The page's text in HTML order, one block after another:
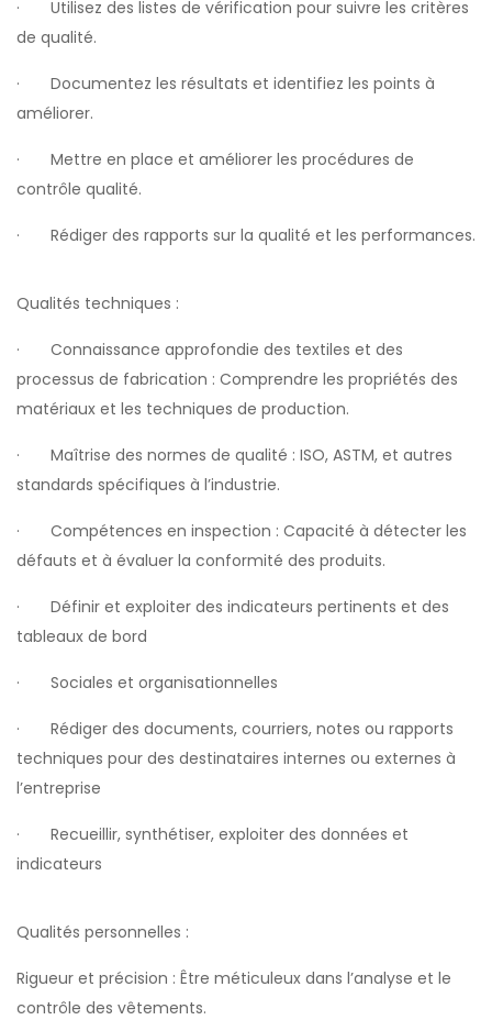
· Utilisez des listes de vérification pour suivre les critères
de qualité.
· Documentez les résultats et identifiez les points à
améliorer.
· Mettre en place et améliorer les procédures de
contrôle qualité.
· Rédiger des rapports sur la qualité et les performances.
Qualités techniques :
· Connaissance approfondie des textiles et des
processus de fabrication : Comprendre les propriétés des
matériaux et les techniques de production.
· Maîtrise des normes de qualité : ISO, ASTM, et autres
standards spécifiques à l’industrie.
· Compétences en inspection : Capacité à détecter les
défauts et à évaluer la conformité des produits.
· Définir et exploiter des indicateurs pertinents et des
tableaux de bord
· Sociales et organisationnelles
· Rédiger des documents, courriers, notes ou rapports
techniques pour des destinataires internes ou externes à
l’entreprise
· Recueillir, synthétiser, exploiter des données et
indicateurs
Qualités personnelles :
Rigueur et précision : Être méticuleux dans l’analyse et le
contrôle des vêtements.